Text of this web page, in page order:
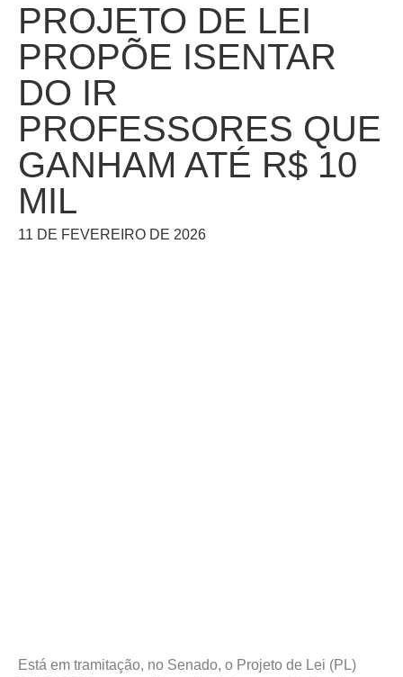
PROJETO DE LEI
PROPÕE ISENTAR
DO IR
PROFESSORES QUE
GANHAM ATÉ R$ 10
MIL
11 DE FEVEREIRO DE 2026
Está em tramitação, no Senado, o Projeto de Lei (PL)